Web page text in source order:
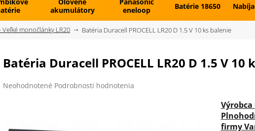
Olovené
akumulátory
Panasonic
eneloop
Batérie 18650
Veľké monočlánky LR20 Batéria Duracell PROCELL LR20 D 1.5 V 10 ks balenie
Batéria Duracell PROCELL LR20 D 1.5 V 10
Priemerné
Neohodnotené Podrobnosti hodnotenia
firmy